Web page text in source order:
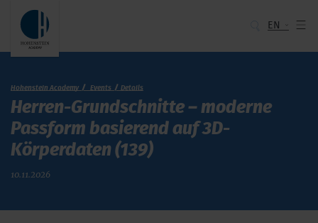
EN
Hohenstein Academy Events Details
Herren-Grundschnitte – moderne
Passform basierend auf 3D-
Körperdaten (139)
10.11.2026